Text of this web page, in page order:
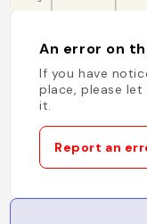
An error on
If you have
place, please
it.
Report an